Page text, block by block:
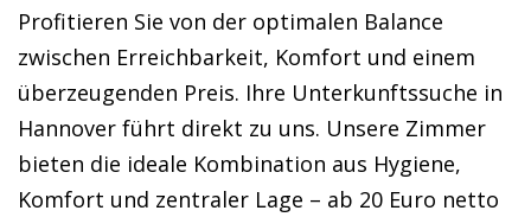
Profitieren Sie von der optimalen Balance
zwischen Erreichbarkeit, Komfort und einem
überzeugenden Preis. Ihre Unterkunftssuche in
Hannover führt direkt zu uns. Unsere Zimmer
bieten die ideale Kombination aus Hygiene,
Komfort und zentraler Lage – ab 20 Euro netto